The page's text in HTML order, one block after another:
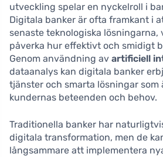
utveckling spelar en nyckelroll i
Digitala banker är ofta framkant i
senaste teknologiska lösningarna,
påverka hur effektivt och smidigt
Genom användning av artificiell
dataanalys kan digitala banker
tjänster och smarta lösningar som
kundernas beteenden och behov.
Traditionella banker har
digitala transformation, men de
långsammare att implementera